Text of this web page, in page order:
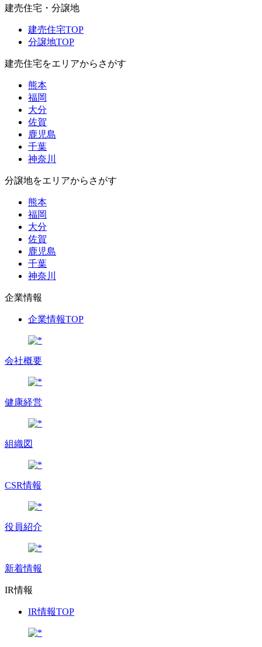
建売住宅・分譲地
建売住宅TOP
分譲地TOP
建売住宅をエリアからさがす
熊本
福岡
大分
佐賀
鹿児島
千葉
神奈川
分譲地をエリアからさがす
熊本
福岡
大分
佐賀
鹿児島
千葉
神奈川
企業情報
企業情報TOP
会社概要
健康経営
組織図
CSR情報
役員紹介
新着情報
IR情報
IR情報TOP